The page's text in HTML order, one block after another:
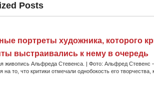
Posts
портреты художника, которого
выстраивались к нему в очередь
живопись Альфреда Стевенса. | Фото: Альфред Стевенс
на то, что критики отмечали однобокость его творчества,